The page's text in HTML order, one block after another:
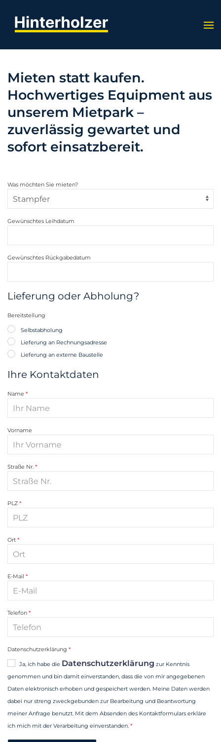
Mieten statt kaufen.
Hochwertiges Equipment aus
unserem Mietpark –
zuverlässig gewartet und
sofort einsatzbereit.
Was möchten Sie mieten?
Gewünschtes Leihdatum
Gewünschtes Rückgabedatum
Lieferung oder Abholung?
Bereitstellung
Selbstabholung
Lieferung an Rechnungsadresse
Lieferung an externe Baustelle
Ihre Kontaktdaten
Name
Vorname
Straße Nr.
PLZ
Ort
E-Mail
Telefon
Datenschutzerklärung
Ja, ich habe die Datenschutzerklärung zur Kenntnis
genommen und bin damit einverstanden, dass die von mir angegebenen
Daten elektronisch erhoben und gespeichert werden. Meine Daten werden
dabei nur streng zweckgebunden zur Bearbeitung und Beantwortung
meiner Anfrage benutzt. Mit dem Absenden des Kontaktformulars erkläre
ich mich mit der Verarbeitung einverstanden.